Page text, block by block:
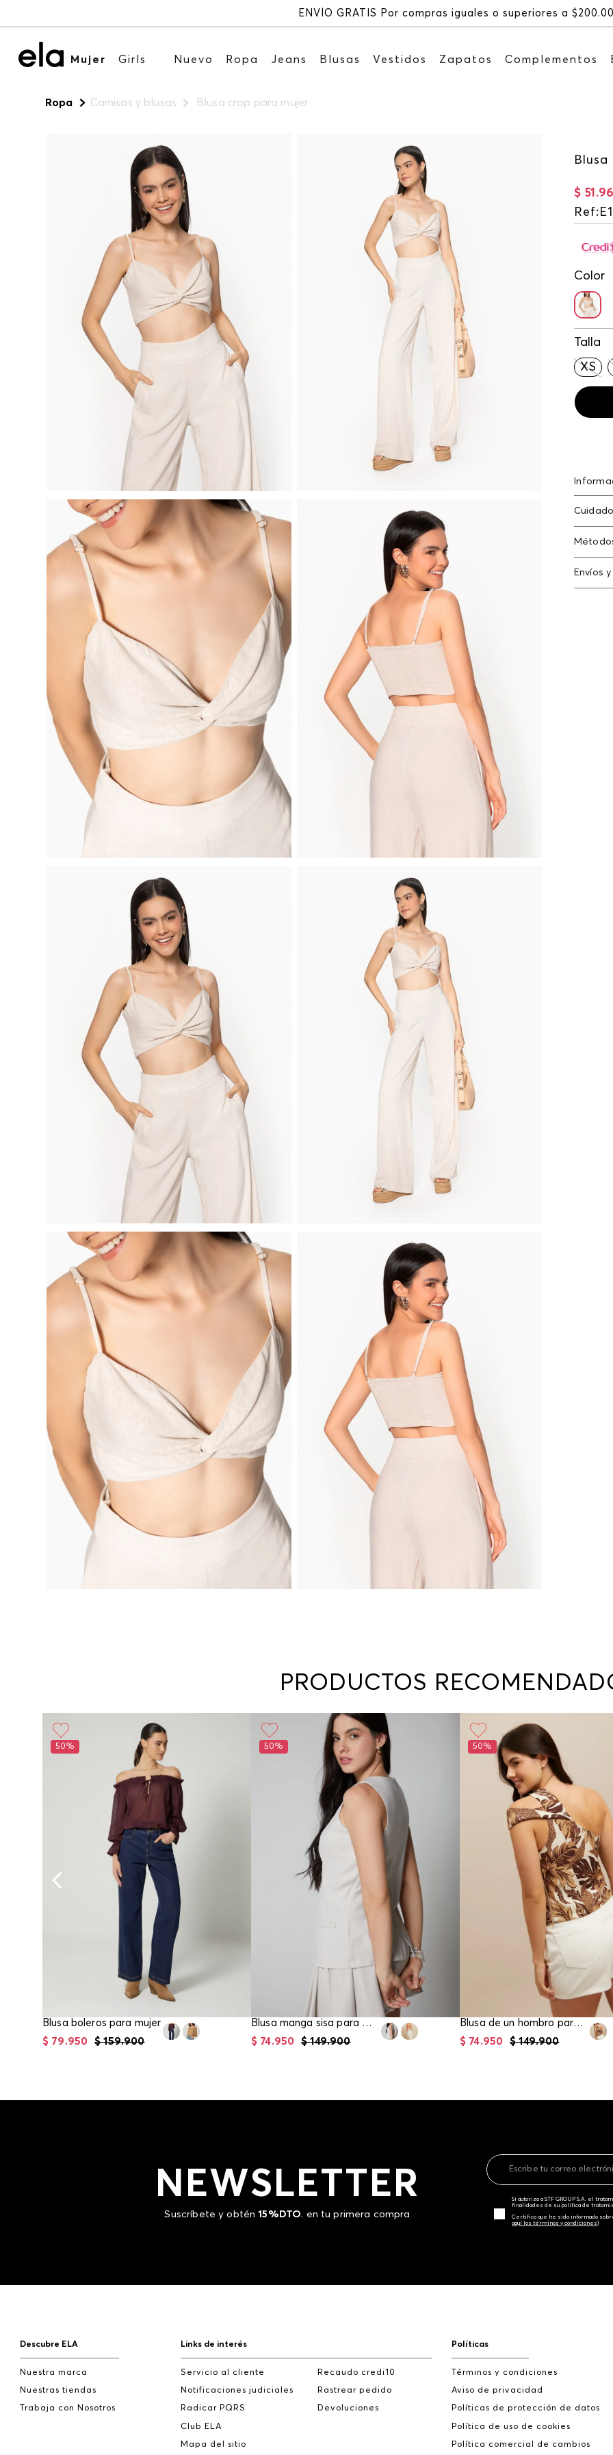
ENVÍO GRATIS Por compras iguales o superiores a
Mujer Girls Nuevo Ropa Jeans Blusas Vestidos Zapatos Complementos
Ropa Camisas y blusas Blusa crop para mujer
$ 51 .
Ref:
Color
Talla
XS
Rayón
Lavado
causar
Otros:
Envíos
En
PRODUCTOS
50%
Blusa boleros para mujer
$ 159.900
$ 79.950
50%
Blusa manga sisa para mujer
$ 149.900
$ 74.950
50%
Blusa de un hombro para mujer
$ 149.900
$ 74.950
NEWSLETTER
Suscríbete y obtén15%DTO. en tu primera compra
Sí autorizo a STF GROUP S.A. el
finalidades de su política de
Certifico que he sido informado
aquí los términos y condiciones)
Descubre ELA
Nuestra marca
Nuestras tiendas
Trabaja con Nosotros
Links de interés
Servicio al cliente
Notificaciones judiciales
Radicar PQRS
Club ELA
Mapa del sitio
Recaudo credi10
Rastrear pedido
Devoluciones
Políticas
Términos y condiciones
Aviso de privacidad
Políticas de protección de datos
Política de uso de cookies
Política comercial de cambios